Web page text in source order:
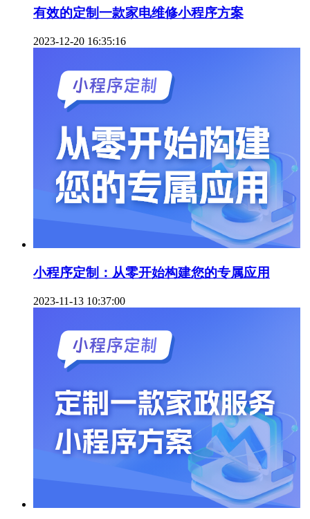
有效的定制一款家电维修小程序方案
2023-12-20 16:35:16
小程序定制：从零开始构建您的专属应用
2023-11-13 10:37:00